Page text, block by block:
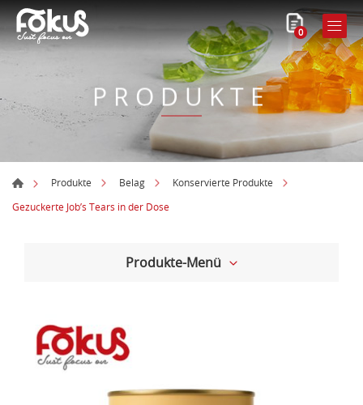
0
PRODUKTE
Produkte Belag
Konservierte Produkte
Gezuckerte Job’s Tears in der Dose
Produkte-Menü